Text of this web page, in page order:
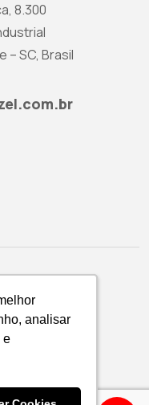
analisar
e
analisar
e
8.300
– SC, Brasil